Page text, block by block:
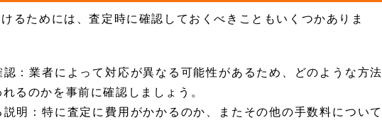
るためには、査定時に確認しておくべきこともいくつかありま
認：業者によって対応が異なる可能性があるため、どのような方法
るのかを事前に確認しましょう。
説明：特に査定に費用がかかるのか、またその他の手数料について